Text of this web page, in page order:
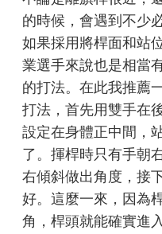
的時候，會遇到不少
如果採用將桿面和站
業選手來說也是相當
的打法。在此我推薦
打法，首先用雙手在
設定在身體正中間，
了。揮桿時只有手朝
右傾斜做出角度，接
好。這麼一來，因為
角，桿頭就能確實進